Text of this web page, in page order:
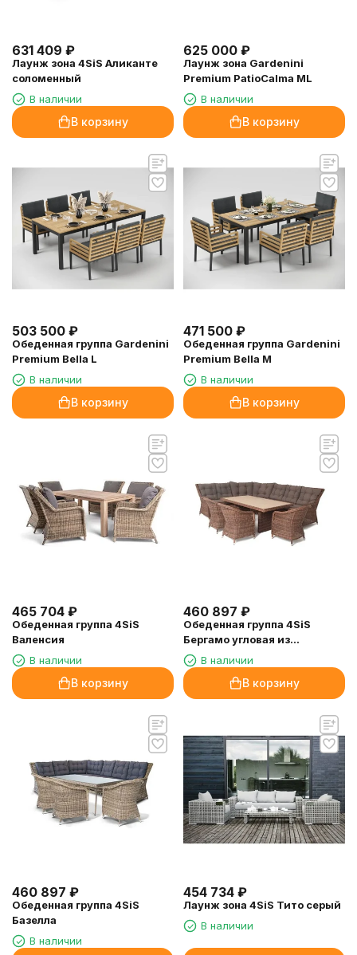
631 409 ₽
Лаунж зона 4SiS Аликанте
соломенный
В наличии
В корзину
625 000 ₽
Лаунж зона Gardenini
Premium PatioCalma ML
В наличии
В корзину
503 500 ₽
Обеденная группа Gardenini
Premium Bella L
В наличии
В корзину
471 500 ₽
Обеденная группа Gardenini
Premium Bella M
В наличии
В корзину
465 704 ₽
Обеденная группа 4SiS
Валенсия
В наличии
В корзину
460 897 ₽
Обеденная группа 4SiS
Бергамо угловая из
искусственного ротанга,
цвет коричневый
В наличии
В корзину
460 897 ₽
Обеденная группа 4SiS
Базелла
В наличии
454 734 ₽
Лаунж зона 4SiS Тито серый
В наличии